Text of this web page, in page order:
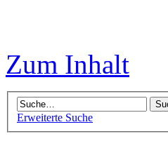
Zum Inhalt
Erweiterte Suche